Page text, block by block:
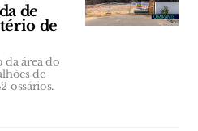
de
de
da área do
de
ossários.